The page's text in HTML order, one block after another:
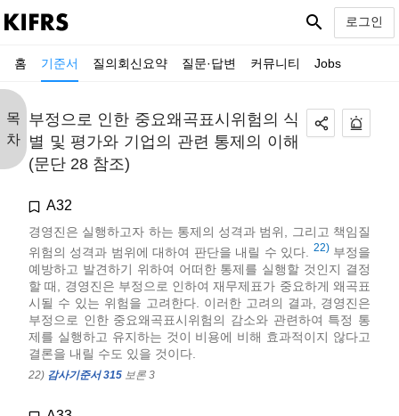
홈 기준서 질의회신요약 질문·답변 커뮤니티 Jobs
search 로그인
목
차
부정으로 인한 중요왜곡표시위험의 식
별 및 평가와 기업의 관련 통제의 이해
(문단 28 참조)
A32
경영진은 실행하고자 하는 통제의 성격과 범위, 그리고 책임질
위험의 성격과 범위에 대하여 판단을 내릴 수 있다.
22)부정을
예방하고 발견하기 위하여 어떠한 통제를 실행할 것인지 결정
할 때, 경영진은 부정으로 인하여 재무제표가 중요하게 왜곡표
시될 수 있는 위험을 고려한다. 이러한 고려의 결과, 경영진은
부정으로 인한 중요왜곡표시위험의 감소와 관련하여 특정 통
제를 실행하고 유지하는 것이 비용에 비해 효과적이지 않다고
결론을 내릴 수도 있을 것이다.
22) 감사기준서 315 보론 3